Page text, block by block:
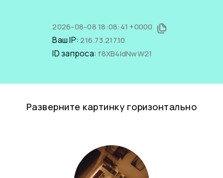
2026-08-08 18:08:41 +0000
Ваш IP:216.73.217.10
ID запроса:f8XB4IdNwW21
Разверните картинку горизонтально